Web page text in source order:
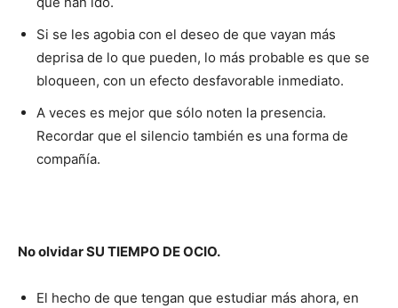
Si se les agobia con el deseo de que vayan más
deprisa de lo que pueden, lo más probable es que se
bloqueen, con un efecto desfavorable inmediato.
A veces es mejor que sólo noten la presencia.
Recordar que el silencio también es una forma de
compañía.
No olvidar SU TIEMPO DE OCIO.
El hecho de que tengan que estudiar más ahora, en